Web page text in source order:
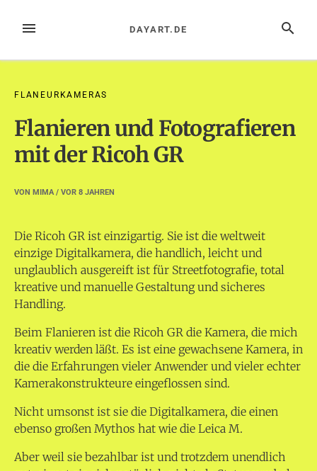
InhaltMENÜ SUCHE
DAYART.DE
FLANEURKAMERAS
Flanieren und Fotografieren
mit der Ricoh GR
VON MIMA/ VOR 8 JAHREN
Die Ricoh GR ist einzigartig. Sie ist die weltweit
einzige Digitalkamera, die handlich, leicht und
unglaublich ausgereift ist für Streetfotografie, total
kreative und manuelle Gestaltung und sicheres
Handling.
Beim Flanieren ist die Ricoh GR die Kamera, die mich
kreativ werden läßt. Es ist eine gewachsene Kamera, in
die die Erfahrungen vieler Anwender und vieler echter
Kamerakonstrukteure eingeflossen sind.
Nicht umsonst ist sie die Digitalkamera, die einen
ebenso großen Mythos hat wie die Leica M.
Aber weil sie bezahlbar ist und trotzdem unendlich